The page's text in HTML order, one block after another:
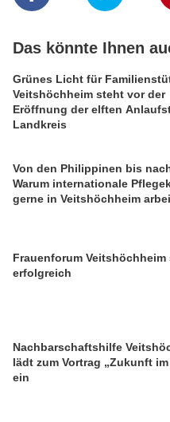
Das könnte Ihnen
Grünes Licht für
Veitshöchheim steht vor der
Eröffnung der elften
Landkreis
Von den Philippinen bis
Warum internationale
gerne in Veitshöchheim
Frauenforum Veitshöchheim
erfolgreich
Nachbarschaftshilfe
lädt zum Vortrag „Zukunft
ein